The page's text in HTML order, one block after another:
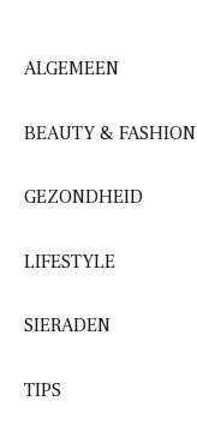
ALGEMEEN
BEAUTY & FASHION
GEZONDHEID
LIFESTYLE
SIERADEN
TIPS